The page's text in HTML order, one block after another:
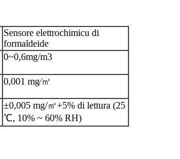
Sensore elettrochimicu di
formaldeide
0~0,6mg/m3
0,001 mg∕㎥
±0,005 mg/㎥+5% di lettura (25
℃, 10% ~ 60% RH)